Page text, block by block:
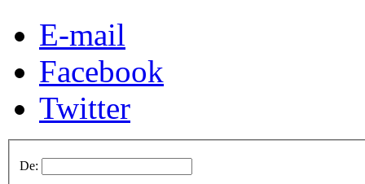
E-mail
Facebook
Twitter
De: